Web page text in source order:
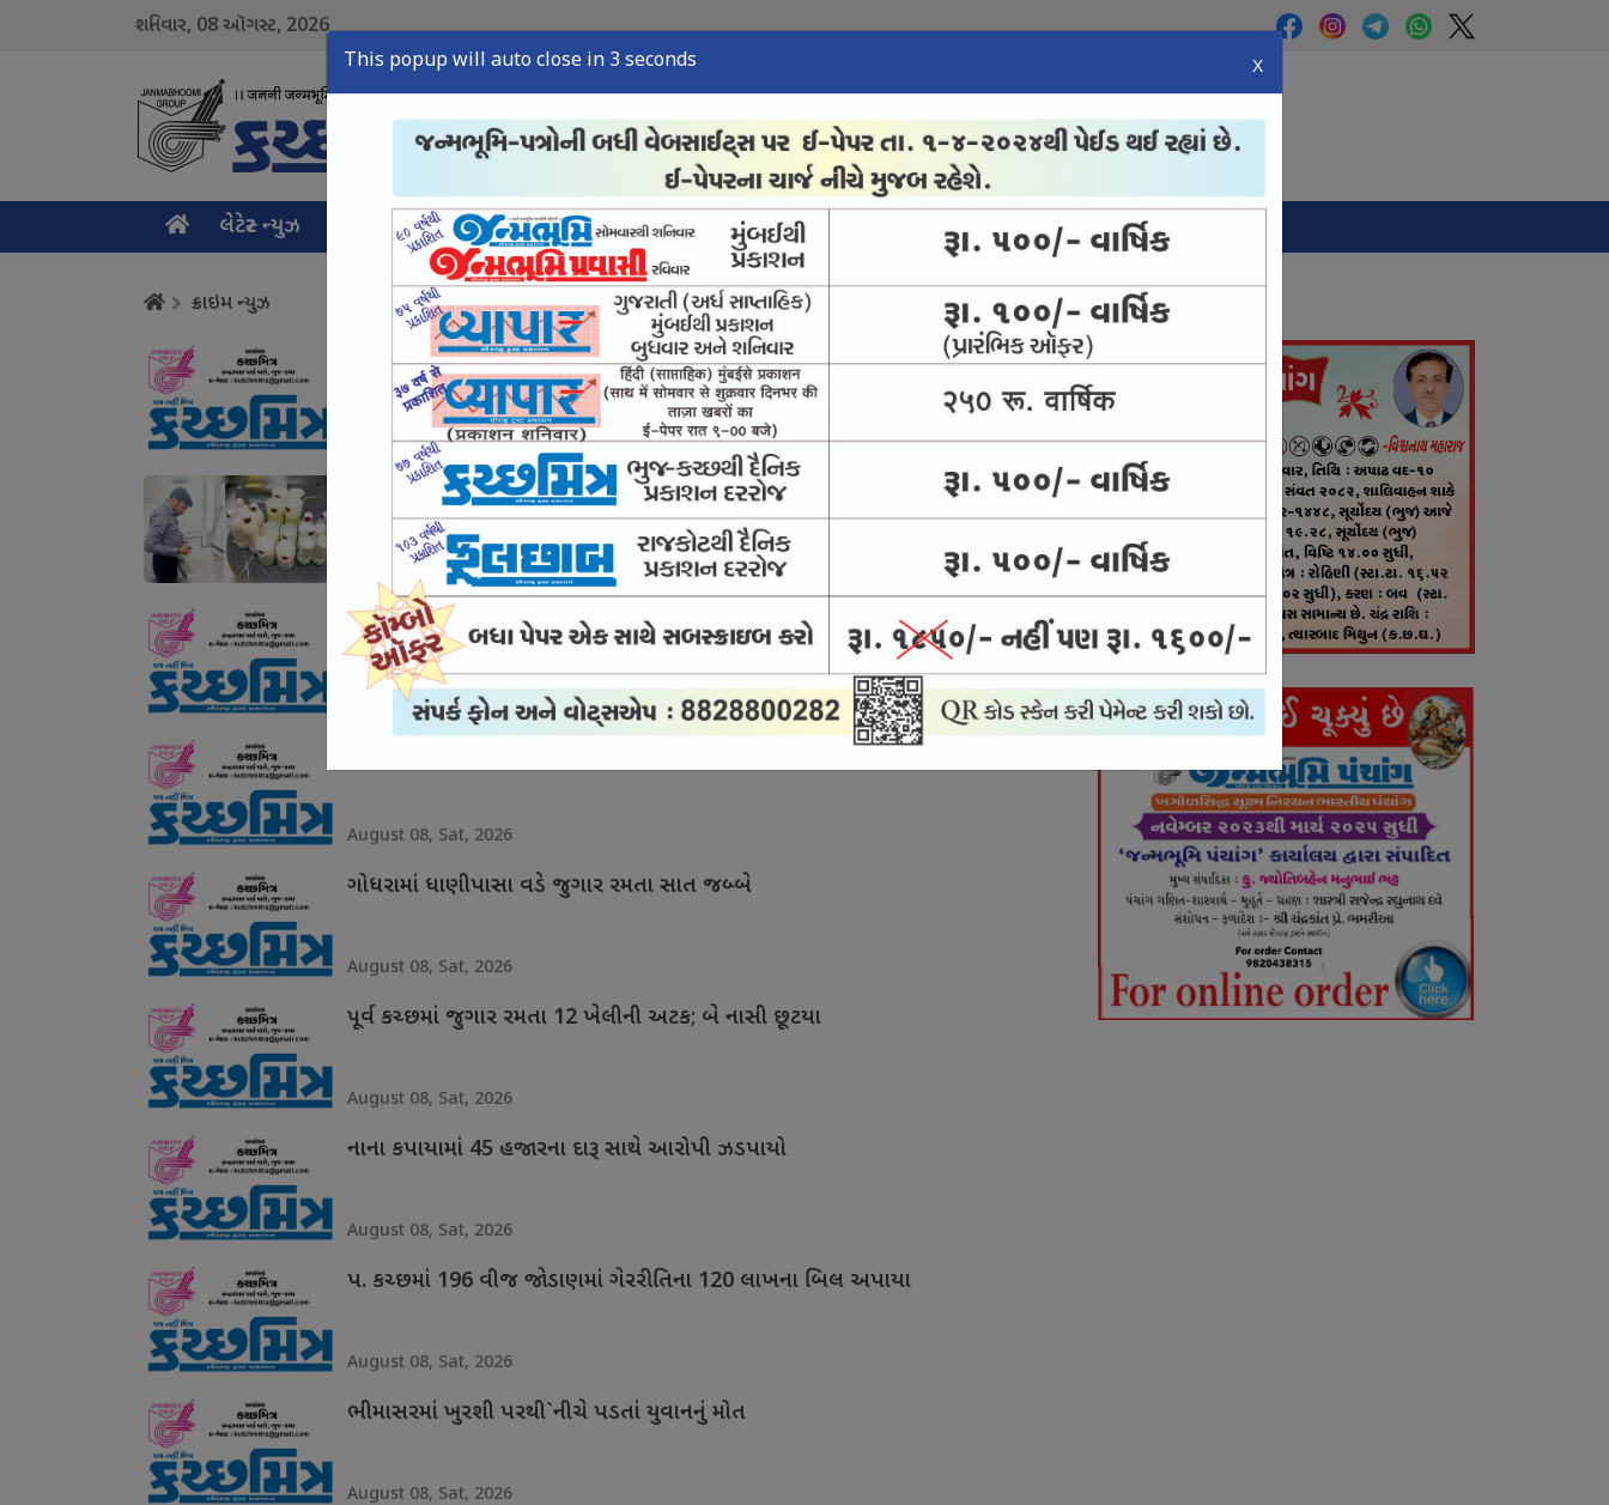
શનિવાર, 08ઑગસ્ટ, 2026
લેટેસ્ટ ન્યુઝ મુખ્ય સમાચાર ક્રાઇમ ન્યુઝ સ્પોર્ટ્સ ન્યુઝ તંત્રી લેખ ઈ-પેપર
This popup will auto close in 2 seconds X
ક્રાઇમ ન્યુઝ
નશામુક્ત યુવા માટે આવકાર્ય અભિયાન
August 08, Sat, 2026
કચ્છમાં એનાલોગ પનીર અને ચીઝની તપાસમાં નમૂના શંકાસ્પદ જણાયા
August 08, Sat, 2026
સામખિયાળીમાં 2.16 લાખના હેરોઇન સાથે બે શખ્સની અટક
August 08, Sat, 2026
મુંદરા કસ્ટોડિયલ ડેથ કેસ : જામીન પર છૂટેલો આરોપી વોરંટ બાદ હાજર
August 08, Sat, 2026
ગોધરામાં ધાણીપાસા વડે જુગાર રમતા સાત જબ્બે
August 08, Sat, 2026
પૂર્વ કચ્છમાં જુગાર રમતા 12 ખેલીની અટક; બે નાસી છૂટયા
August 08, Sat, 2026
નાના કપાયામાં 45 હજારના દારૂ સાથે આરોપી ઝડપાયો
August 08, Sat, 2026
પ. કચ્છમાં 196 વીજ જોડાણમાં ગેરરીતિના 120 લાખના બિલ અપાયા
August 08, Sat, 2026
ભીમાસરમાં ખુરશી પરથી`નીચે પડતાં યુવાનનું મોત
August 08, Sat, 2026
Panchang